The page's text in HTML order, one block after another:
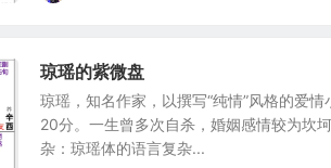
琼瑶的紫微盘
琼瑶，知名作家，以撰写“纯情”风格的爱
20分。一生曾多次自杀，婚姻感情较为坎
杂‌：琼瑶体的语言复杂...